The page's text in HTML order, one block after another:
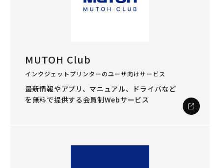
MUTOH Club
インクジェットプリンターのユーザ向けサービス
最新情報やアプリ、マニュアル、ドライバなど
を無料で提供する会員制Webサービス